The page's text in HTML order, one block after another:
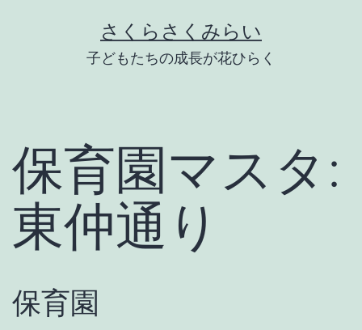
さくらさくみらい
子どもたちの成長が花ひらく
保育園マスタ:
東仲通り
保育園